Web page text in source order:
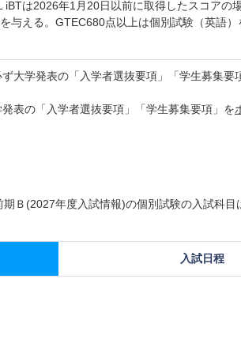
は2026年1月20日以前に取得したスコアの
与える。GTEC680点以上は個別試験（英語
大学発表の「入学者選抜要項」「学生募集要
表の「入学者選抜要項」「学生募集要項」を
Ｂ(2027年度入試情報)の個別試験の入試科
入試日程